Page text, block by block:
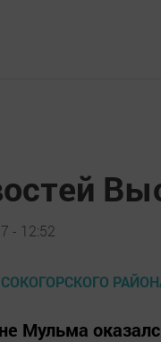
- 12:52
Мульма